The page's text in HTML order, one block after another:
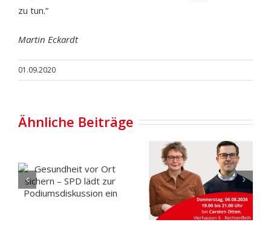
zu tun.“
Martin Eckardt
01.09.2020
Ähnliche Beiträge
sichern –
SPD lädt
zur
Podiumsdiskussion
mit
Daniela
Behrens in
Rechtenfleth